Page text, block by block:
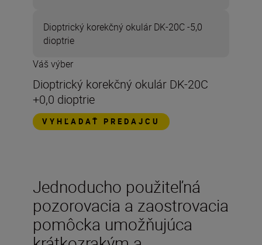
Dioptrický korekčný okulár DK-20C -5,0
dioptrie
Váš výber
Dioptrický korekčný okulár DK-20C
+0,0 dioptrie
VYHĽADAŤ PREDAJCU
Jednoducho použiteľná
pozorovacia a zaostrovacia
pomôcka umožňujúca